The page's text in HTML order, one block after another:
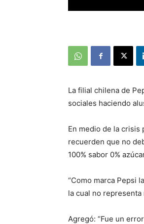
La filial chilena de
sociales haciendo
En medio de la crisis
recuerden que no
100% sabor 0%
“Como marca Pepsi
la cual no representa
Agregó: “Fue un